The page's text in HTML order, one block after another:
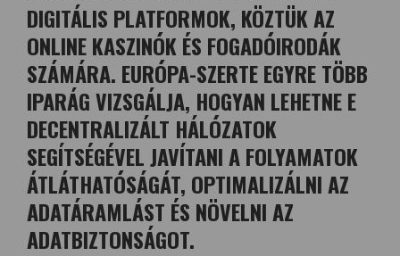
DIGITÁLIS PLATFORMOK, KÖZTÜK AZ
ONLINE KASZINÓK ÉS FOGADÓIRODÁK
SZÁMÁRA. EURÓPA-SZERTE EGYRE TÖBB
IPARÁG VIZSGÁLJA, HOGYAN LEHETNE E
DECENTRALIZÁLT HÁLÓZATOK
SEGÍTSÉGÉVEL JAVÍTANI A FOLYAMATOK
ÁTLÁTHATÓSÁGÁT, OPTIMALIZÁLNI AZ
ADATÁRAMLÁST ÉS NÖVELNI AZ
ADATBIZTONSÁGOT.